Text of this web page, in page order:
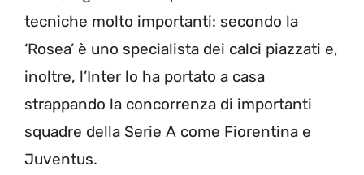
tecniche molto importanti: secondo la
‘Rosea’ è uno specialista dei calci piazzati e,
inoltre, l’Inter lo ha portato a casa
strappando la concorrenza di importanti
squadre della Serie A come Fiorentina e
Juventus.